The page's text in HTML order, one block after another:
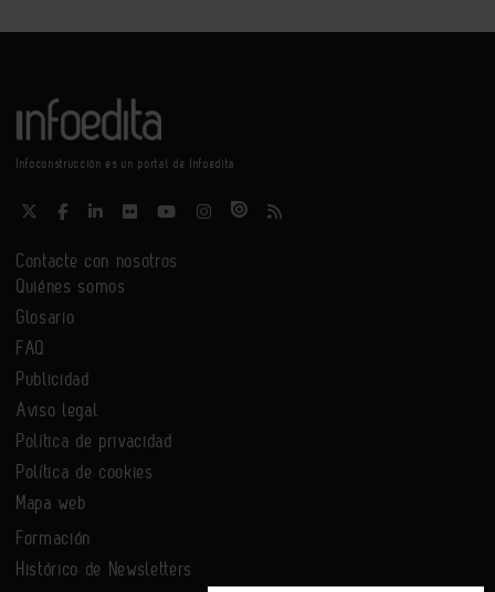
Infoconstrucción es un portal de Infoedita
Contacte con nosotros
Quiénes somos
Glosario
FAQ
Publicidad
Aviso legal
Política de privacidad
Política de cookies
Mapa web
Formación
Histórico de Newsletters